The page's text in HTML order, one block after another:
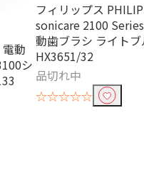
動
シ
フィリップス
sonicare 2100
動歯ブラシ ライトブ
HX3651/32
品切れ中
☆☆☆☆☆